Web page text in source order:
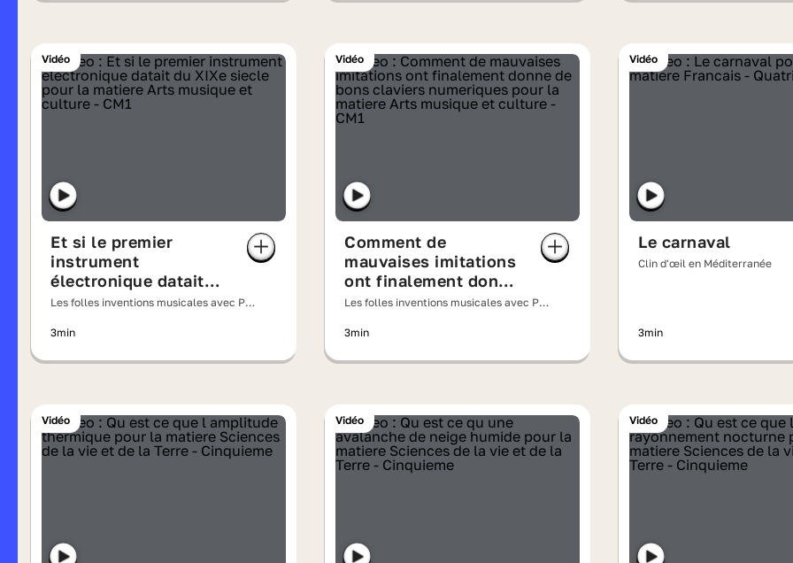
Vidéo
Et si le premier
instrument
électronique datait
du XIXe siècle ?
Les folles inventions musicales avec PV
3min
Vidéo
Comment de
mauvaises imitations
ont finalement donné
de bons claviers
Les folles inventions musicales avec PV
3min
Vidéo
Le carnaval
Clin d'œil en Méditerranée
3min
Vidéo Vidéo Vidéo